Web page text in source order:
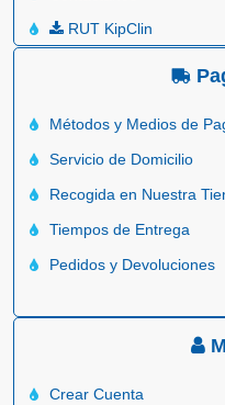
RUT KipClin
Métodos y Medios de
Servicio de Domicilio
Recogida en Nuestra
Tiempos de Entrega
Pedidos y Devoluciones
Crear Cuenta